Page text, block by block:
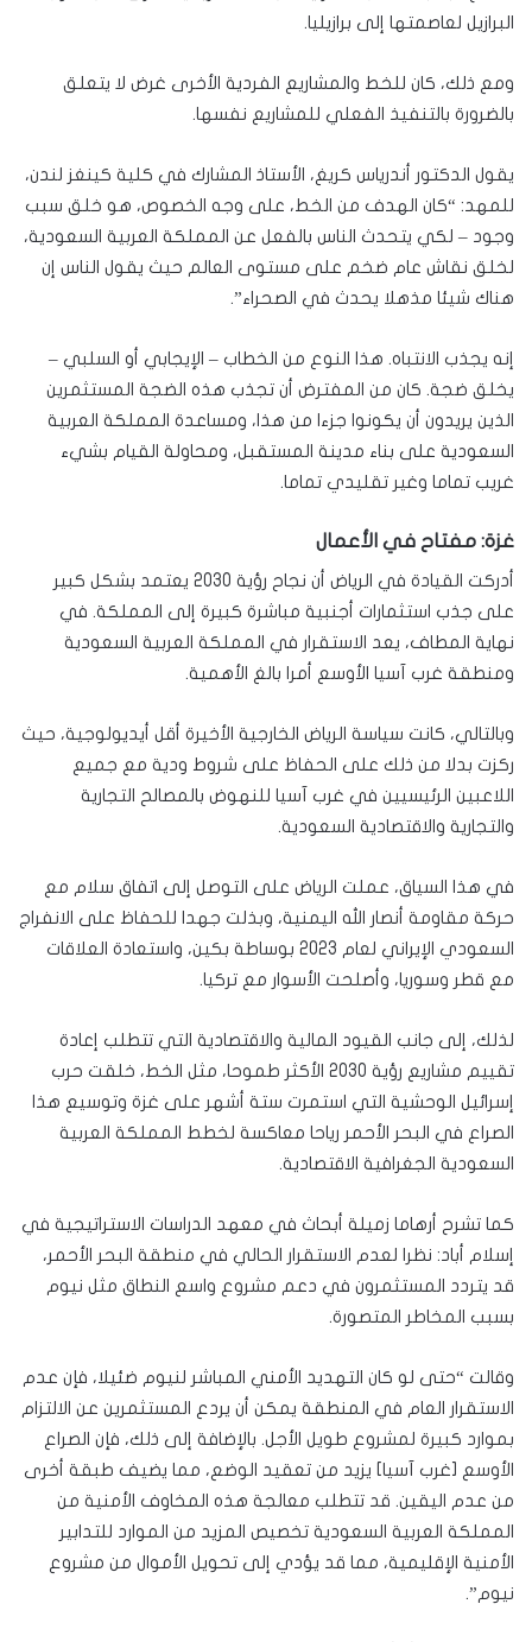
البرازيل لعاصمتها إلى برازيليا.
ومع ذلك، كان للخط والمشاريع الفردية الأخرى غرض لا يتعلق
بالضرورة بالتنفيذ الفعلي للمشاريع نفسها.
يقول الدكتور أندرياس كريغ، الأستاذ المشارك في كلية كينغز لندن،
للمهد: “كان الهدف من الخط، على وجه الخصوص، هو خلق سبب
وجود – لكي يتحدث الناس بالفعل عن المملكة العربية السعودية،
لخلق نقاش عام ضخم على مستوى العالم حيث يقول الناس إن
هناك شيئا مذهلا يحدث في الصحراء”.
إنه يجذب الانتباه. هذا النوع من الخطاب – الإيجابي أو السلبي –
يخلق ضجة. كان من المفترض أن تجذب هذه الضجة المستثمرين
الذين يريدون أن يكونوا جزءا من هذا، ومساعدة المملكة العربية
السعودية على بناء مدينة المستقبل، ومحاولة القيام بشيء
غريب تماما وغير تقليدي تماما.
غزة: مفتاح في الأعمال
أدركت القيادة في الرياض أن نجاح رؤية 2030 يعتمد بشكل كبير
على جذب استثمارات أجنبية مباشرة كبيرة إلى المملكة. في
نهاية المطاف، يعد الاستقرار في المملكة العربية السعودية
ومنطقة غرب آسيا الأوسع أمرا بالغ الأهمية.
وبالتالي، كانت سياسة الرياض الخارجية الأخيرة أقل أيديولوجية، حيث
ركزت بدلا من ذلك على الحفاظ على شروط ودية مع جميع
اللاعبين الرئيسيين في غرب آسيا للنهوض بالمصالح التجارية
والتجارية والاقتصادية السعودية.
في هذا السياق، عملت الرياض على التوصل إلى اتفاق سلام مع
حركة مقاومة أنصار الله اليمنية، وبذلت جهدا للحفاظ على الانفراج
السعودي الإيراني لعام 2023 بوساطة بكين، واستعادة العلاقات
مع قطر وسوريا، وأصلحت الأسوار مع تركيا.
لذلك، إلى جانب القيود المالية والاقتصادية التي تتطلب إعادة
تقييم مشاريع رؤية 2030 الأكثر طموحا، مثل الخط، خلقت حرب
إسرائيل الوحشية التي استمرت ستة أشهر على غزة وتوسيع هذا
الصراع في البحر الأحمر رياحا معاكسة لخطط المملكة العربية
السعودية الجغرافية الاقتصادية.
كما تشرح أرهاما زميلة أبحاث في معهد الدراسات الاستراتيجية في
إسلام أباد: نظرا لعدم الاستقرار الحالي في منطقة البحر الأحمر،
قد يتردد المستثمرون في دعم مشروع واسع النطاق مثل نيوم
بسبب المخاطر المتصورة.
وقالت “حتى لو كان التهديد الأمني المباشر لنيوم ضئيلا، فإن عدم
الاستقرار العام في المنطقة يمكن أن يردع المستثمرين عن الالتزام
بموارد كبيرة لمشروع طويل الأجل. بالإضافة إلى ذلك، فإن الصراع
الأوسع [غرب آسيا] يزيد من تعقيد الوضع، مما يضيف طبقة أخرى
من عدم اليقين. قد تتطلب معالجة هذه المخاوف الأمنية من
المملكة العربية السعودية تخصيص المزيد من الموارد للتدابير
الأمنية الإقليمية، مما قد يؤدي إلى تحويل الأموال من مشروع
نيوم”.